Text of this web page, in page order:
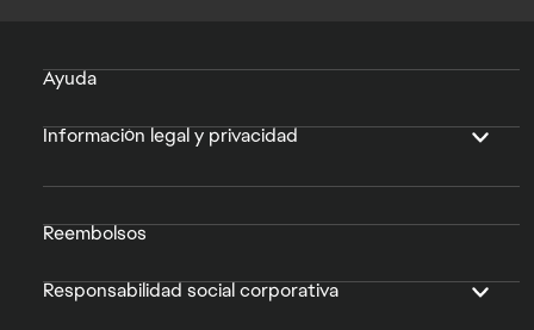
Ayuda
Información legal y privacidad
Reembolsos
Responsabilidad social corporativa